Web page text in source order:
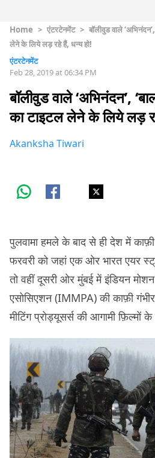
Home > एंटरटेनमेंट > बॉलीवुड वाले
लेने के लिये लड़ रहे हैं, धन्य हो!
एंटरटेनमेंट
Feb 28, 2019 at 06:34 PM
बॉलीवुड वाले ‘अभिनंदन’,
का टाइटल लेने के लिये लड़
Akanksha Tiwari
पुलवामा हमले के बाद से ही देश में
फरवरी को जहां एक ओर भारत एयर
तो वहीं दूसरी ओर मुंबई में इंडियन मोशन
एसोसिएशन (IMMPA) की काफ़ी
मीटिंग प्रोड्यूसर्स की आगामी फ़िल्मों